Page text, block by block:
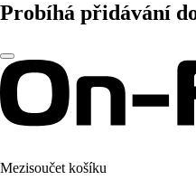
Probíhá přidávání
Mezisoučet košíku